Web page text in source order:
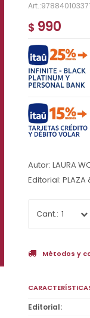
$ 990
Autor: LAURA
Editorial: PLAZA
1
Métodos y
Editorial